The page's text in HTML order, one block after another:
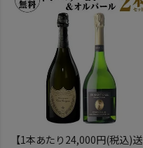
【1本あたり24,000円(税込)送